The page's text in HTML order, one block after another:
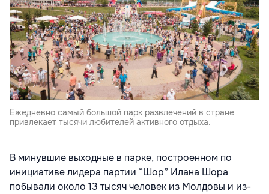
Ежедневно самый большой парк развлечений в стране
привлекает тысячи любителей активного отдыха.
В минувшие выходные в парке, построенном по
инициативе лидера партии “Шор” Илана Шора
побывали около 13 тысяч человек из Молдовы и из-